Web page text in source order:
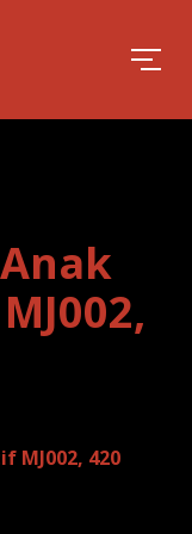
MJ002, 420